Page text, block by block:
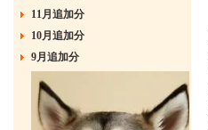
11月追加分
10月追加分
9月追加分